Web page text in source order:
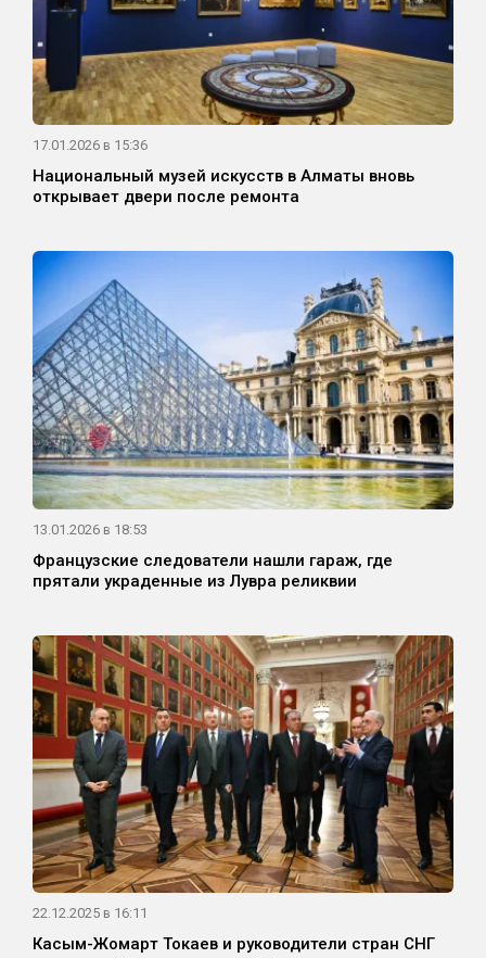
17.01.2026 в 15:36
Национальный музей искусств в Алматы вновь
открывает двери после ремонта
13.01.2026 в 18:53
Французские следователи нашли гараж, где
прятали украденные из Лувра реликвии
22.12.2025 в 16:11
Касым-Жомарт Токаев и руководители стран СНГ